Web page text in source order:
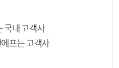
국내 고객사
프는 고객사